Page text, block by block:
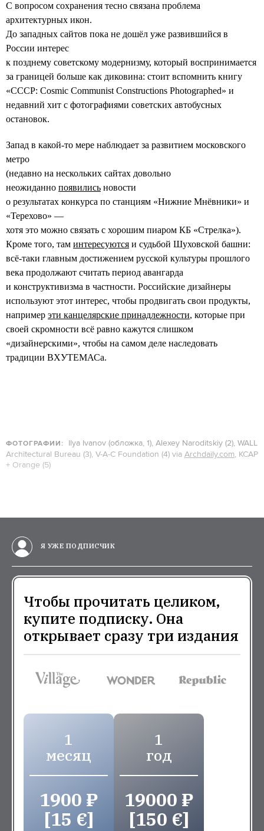
С вопросом сохранения тесно связана проблема
архитектурных икон.
До западных сайтов пока не дошёл уже развившийся в
России интерес
к позднему советскому модернизму, который воспринимается
за границей больше как диковина: стоит вспомнить книгу
«CCCP: Cosmic Communist Constructions Photographed» и
недавний хит с фотографиями советских автобусных
остановок.
Запад в какой-то мере наблюдает за развитием московского
метро
(недавно на нескольких сайтах довольно
неожиданно появились новости
о результатах конкурса по станциям «Нижние Мнёвники» и
«Терехово» —
хотя это можно связать с хорошим пиаром КБ «Стрелка»).
Кроме того, там интересуются и судьбой Шуховской башни:
всё-таки главным достижением русской культуры прошлого
века продолжают считать период авангарда
и конструктивизма в частности. Российские дизайнеры
используют этот интерес, чтобы продвигать свои продукты,
например эти канцелярские принадлежности, которые при
своей скромности всё равно кажутся слишком
«дизайнерскими», чтобы на самом деле наследовать
традиции ВХУТЕМАСа.
ФОТОГРАФИИ:
Ilya Ivanov (обложка, 1), Alexey Naroditskiy (2), WALL
Architectural Bureau (3), V-A-C Foundation (4) via Archdaily.com, KCAP
+ Orange (5)
Я УЖЕ ПОДПИСЧИК
Чтобы прочитать целиком,
купите подписку. Она
открывает сразу три издания
1
месяц
1900 ₽
[15 €]
1
год
19000 ₽
[150 €]